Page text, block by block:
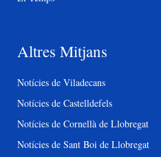
Altres Mitjans
Notícies de Viladecans
Notícies de Castelldefels
Notícies de Cornellà de Llobregat
Notícies de Sant Boi de Llobregat